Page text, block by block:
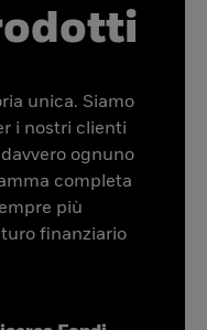
unica. Siamo
i nostri clienti
ognuno
completa
più
finanziario